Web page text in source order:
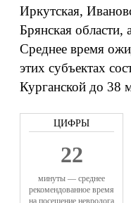
Иркутская,
Брянская области,
Среднее время
этих субъектах
Курганской до 38
22
минуты — среднее
рекомендованное время
на посещение невролога